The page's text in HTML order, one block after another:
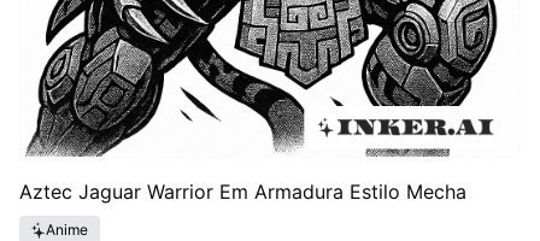
Aztec Jaguar Warrior Em Armadura Estilo Mecha
Anime